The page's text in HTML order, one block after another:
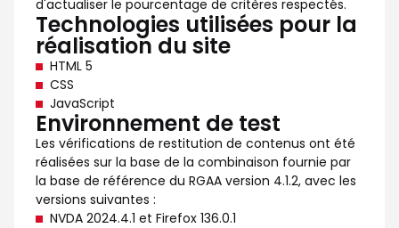
d'actualiser le pourcentage de critères respectés.
Technologies utilisées pour la
réalisation du site
HTML 5
CSS
JavaScript
Environnement de test
Les vérifications de restitution de contenus ont été
réalisées sur la base de la combinaison fournie par
la base de référence du RGAA version 4.1.2, avec les
versions suivantes :
NVDA 2024.4.1 et Firefox 136.0.1